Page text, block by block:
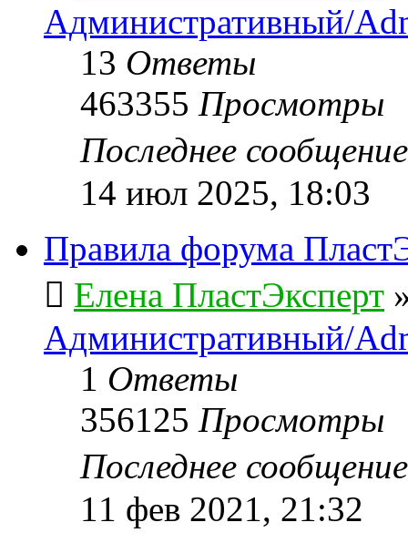
Административный/
13 Ответы
463355 Просмотры
Последнее
14 июл 2025, 18:03
Правила форума
Елена ПластЭксперт
Административный/
1 Ответы
356125 Просмотры
Последнее
11 фев 2021, 21:32